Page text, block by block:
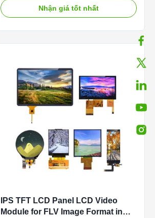
color reproduction and wide viewing
angles, ensuring an immersive visual
Nhận giá tốt nhất
IPS TFT LCD Panel LCD Video
Module for FLV Image Format in